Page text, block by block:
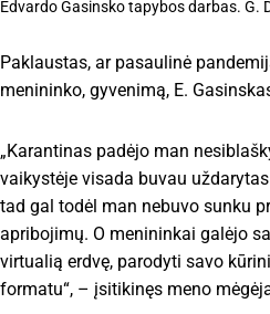
Edvardo Gasinsko tapybos darbas. G.
Paklaustas, ar pasaulinė
menininko, gyvenimą, E.
„Karantinas padėjo man
vaikystėje visada buvau
tad gal todėl man nebuvo sunku
apribojimų. O menininkai galėjo
virtualią erdvę, parodyti savo
formatu“, – įsitikinęs meno